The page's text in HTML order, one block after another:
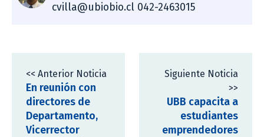
cvilla@ubiobio.cl 042-2463015
<< Anterior Noticia
En reunión con
directores de
Departamento,
Vicerrector
Siguiente Noticia
>>
UBB capacita a
estudiantes
emprendedores